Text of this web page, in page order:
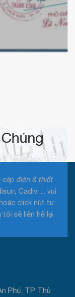
cáp điện & thiết
Cadivi ... vui
click nút tư
sẽ liên hệ lại
Phú, TP Thủ